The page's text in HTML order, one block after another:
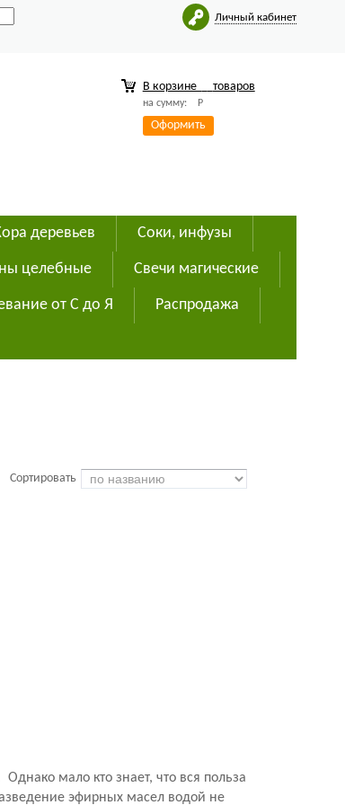
Личный кабинет
В корзине товаров
на сумму: Р
Оформить
деревьев Соки, инфузы
целебные Свечи магические
от С до Я Распродажа
Сортировать
мало кто знает, что вся польза
эфирных масел водой не